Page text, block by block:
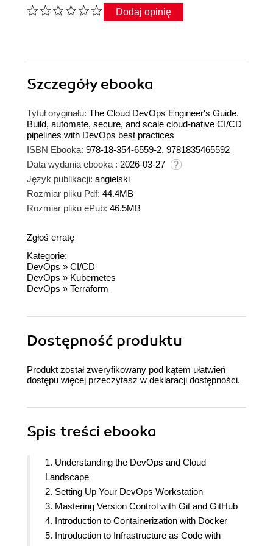
Dodaj opinię
Szczegółyebooka
Tytuł oryginału: The Cloud DevOps Engineer's Guide.
Build, automate, secure, and scale cloud-native CI/CD
pipelines with DevOps best practices
ISBN Ebooka: 978-18-354-6559-2, 9781835465592
Data wydania ebooka : 2026-03-27
Język publikacji: angielski
Rozmiar pliku Pdf: 44.4MB
Rozmiar pliku ePub: 46.5MB
Zgłoś erratę
Kategorie:
DevOps » CI/CD
DevOps » Kubernetes
DevOps » Terraform
Dostępność produktu
Produkt został zweryfikowany pod kątem ułatwień
dostępu więcej przeczytasz w deklaracji dostępności.
Spis treści ebooka
1. Understanding the DevOps and Cloud
Landscape
2. Setting Up Your DevOps Workstation
3. Mastering Version Control with Git and GitHub
4. Introduction to Containerization with Docker
5. Introduction to Infrastructure as Code with